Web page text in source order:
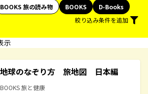
BOOKS 旅の読み物 BOOKS
D-Books
絞り込み条件を追加
示
地球のなぞり方 旅地図 日本編
BOOKS 旅と健康